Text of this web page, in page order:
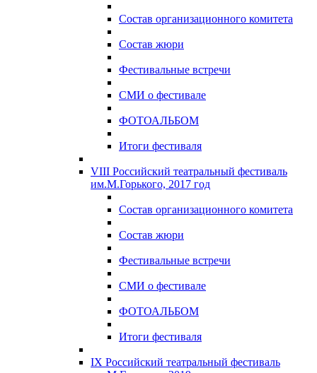
Состав организационного комитета
Состав жюри
Фестивальные встречи
СМИ о фестивале
ФОТОАЛЬБОМ
Итоги фестиваля
VIII Российский театральный фестиваль
им.М.Горького, 2017 год
Состав организационного комитета
Состав жюри
Фестивальные встречи
СМИ о фестивале
ФОТОАЛЬБОМ
Итоги фестиваля
IX Российский театральный фестиваль